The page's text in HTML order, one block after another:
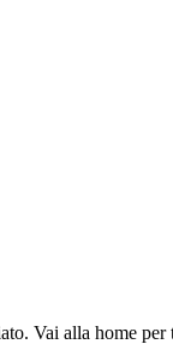
Vai alla home